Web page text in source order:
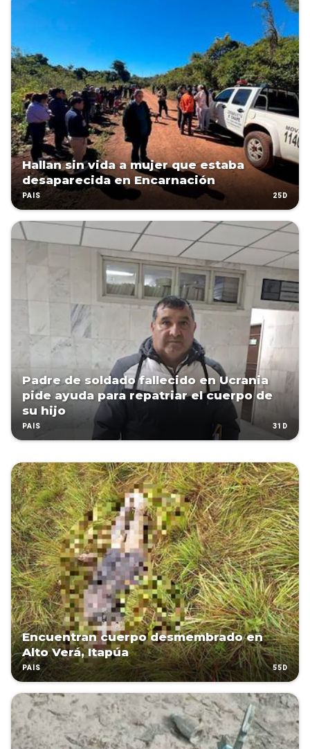
Hallan sin vida a mujer que estaba
desaparecida en Encarnación
PAÍS 25D
Padre de soldado fallecido en Ucrania
pide ayuda para repatriar el cuerpo de
su hijo
PAÍS 31D
Encuentran cuerpo desmembrado en
Alto Verá, Itapúa
PAÍS 55D